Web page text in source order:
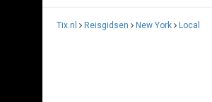
Tix.nl Reisgidsen New York Local